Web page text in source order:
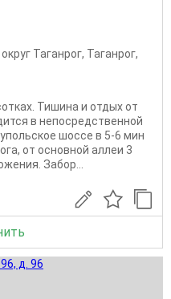
Таганрог, Таганрог,
Тишина и отдых от
в непосредственной
шоссе в 5-6 мин
от основной аллеи 3
Забор...